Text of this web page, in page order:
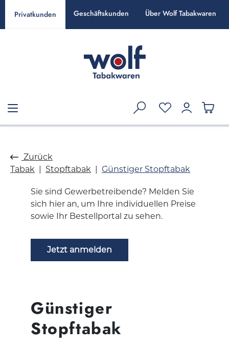
springen
Privatkunden Geschäftskunden Über Wolf Tabakwaren
Zurück
Tabak
Stopftabak Günstiger Stopftabak
Günstiger
Stopftabak
Sie sind Gewerbetreibende? Melden Sie
sich hier an, um Ihre individuellen Preise
sowie Ihr Bestellportal zu sehen.
Jetzt anmelden